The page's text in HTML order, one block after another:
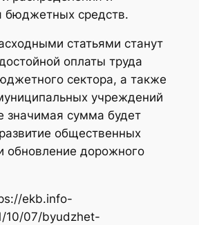
бюджетных средств.
статьями станут
оплаты труда
сектора, а также
учреждений
значимая сумма будет
общественных
обновление дорожного
ekb.info-
10/07/byudzhet-